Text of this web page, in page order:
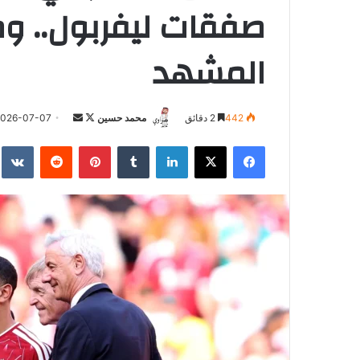
صفقات ليفربول..
المشهد
محمد حسين
تابعأرسل
إلكترونيا
07-07
فيسبوك ‫X لينكدإن بينتيريست